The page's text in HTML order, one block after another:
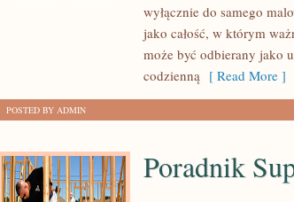
PRZYGOTOWANIE
SKÓRY
wyłącznie do samego
jako całość, w którym
może być odbierany jako
codzienną [ Read More ]
POSTED BY ADMIN
Poradnik